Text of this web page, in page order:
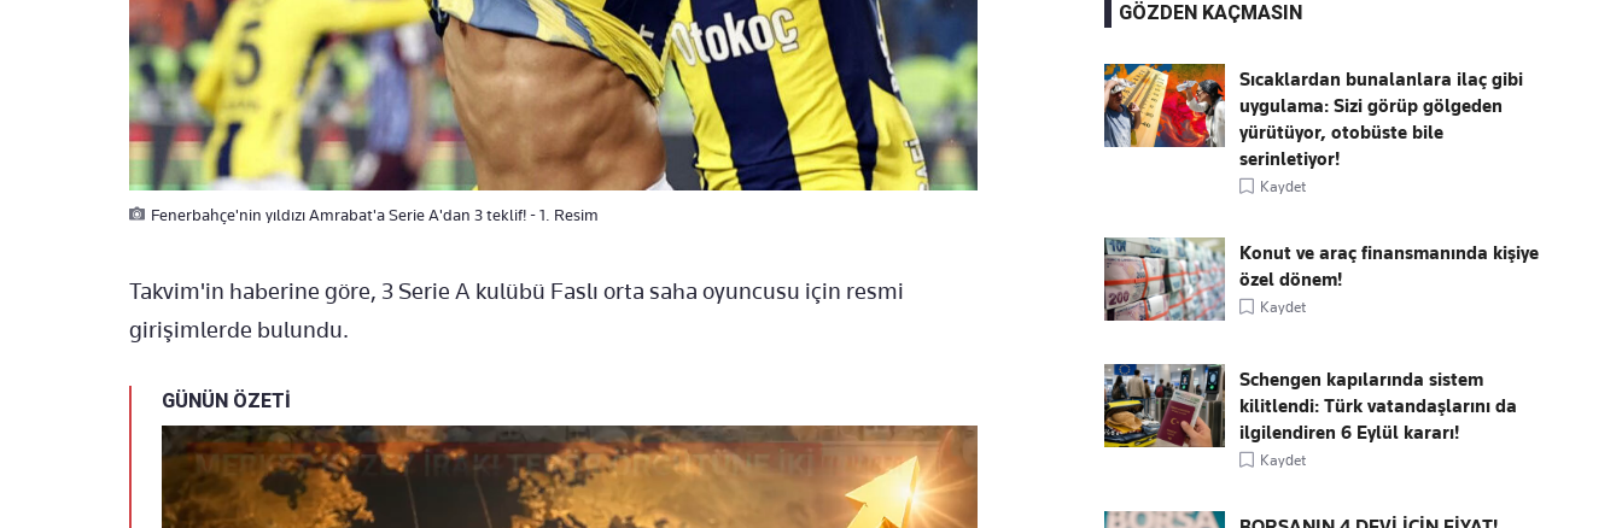
Fenerbahçe'nin yıldızı Amrabat'a Serie A'dan 3 teklif! - 1. Resim
Takvim'in haberine göre, 3 Serie A kulübü Faslı orta saha oyuncusu için resmi
girişimlerde bulundu.
GÜNÜN ÖZETİ
GÖZDEN KAÇMASIN
Sıcaklardan bunalanlara ilaç gibi
uygulama: Sizi görüp gölgeden
yürütüyor, otobüste bile
serinletiyor!
Kaydet
Konut ve araç finansmanında kişiye
özel dönem!
Kaydet
Schengen kapılarında sistem
kilitlendi: Türk vatandaşlarını da
ilgilendiren 6 Eylül kararı!
Kaydet